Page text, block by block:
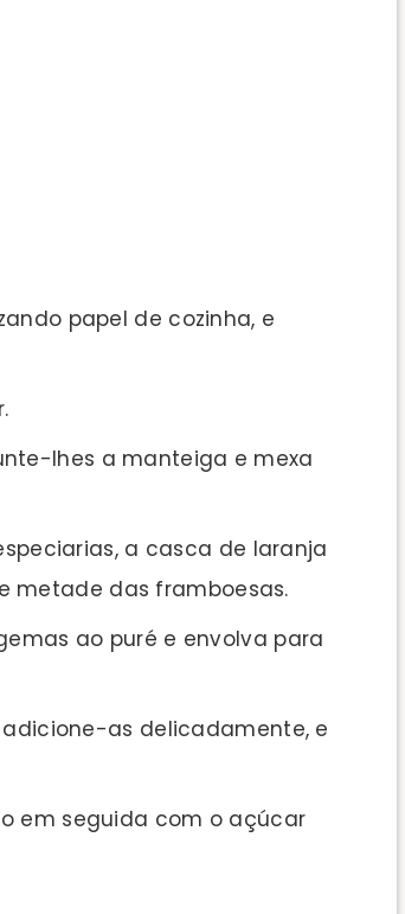
papel de cozinha, e
lhes a manteiga e mexa
a casca de laranja
metade das framboesas.
ao puré e envolva para
as delicadamente, e
em seguida com o açúcar